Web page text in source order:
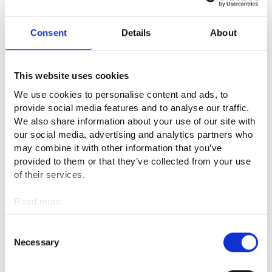
Consent Details About
This website uses cookies
We use cookies to personalise content and ads, to
provide social media features and to analyse our traffic.
We also share information about your use of our site with
our social media, advertising and analytics partners who
may combine it with other information that you’ve
provided to them or that they’ve collected from your use
of their services.
Read more:
Cookies
Selection
Necessary
Samaan aikaan teknologiaomavaraisuus, tekoälykilpailu ja
puhdas siirtymä pakottavat päivittämään osaamista nopeasti.
työstä siirtyy pois toimistoista. Tämä ei ole yhteiskunnallinen
arvovalinta, vaan seurausta globaalista kilpailusta.
Miten olemme tähän reagoineet Kympin
työllisyysalueella?
Olemme vahvojen alueellisten kumppaniemme kanssa
tehneet yhteistyötä työvoimakoulutusten ja
uudelleenosaamisen suuntaamiseksi näihin megatrendien
tunnistamista, sillä markkina ei näytä odottavan julkisen
työnvälityksen ilmoitusprosesseja. Lisäksi olemme alusta asti
pyrkineet rakentamaan arjen tasolla Kymppi-alueen kuntien